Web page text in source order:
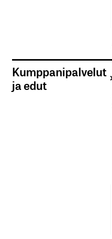
Kumppanipalvelut
ja edut